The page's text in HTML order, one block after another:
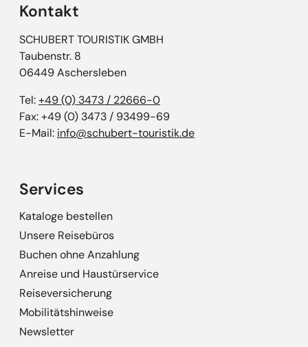
Kontakt
SCHUBERT TOURISTIK GMBH
Taubenstr. 8
06449 Aschersleben
Tel:+49 (0) 3473 / 22666-0
Fax: +49 (0) 3473 / 93499-69
E-Mail: info@schubert-touristik.de
Services
Kataloge bestellen
Unsere Reisebüros
Buchen ohne Anzahlung
Anreise und Haustürservice
Reiseversicherung
Mobilitätshinweise
Newsletter